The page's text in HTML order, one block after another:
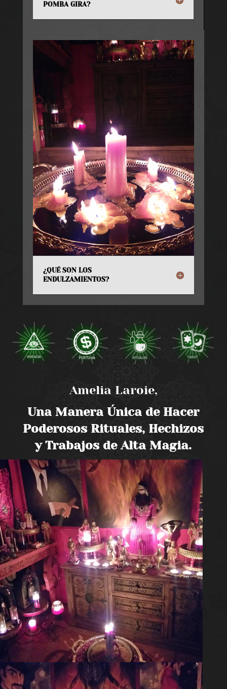
POMBA GIRA?
¿QUÉ SON LOS
ENDULZAMIENTOS?
Amelia Laroie,
Una Manera Única de Hacer
Poderosos Rituales, Hechizos
y Trabajos de Alta Magia.